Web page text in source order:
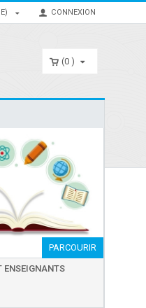
CONNEXION
0
ENSEIGNANTS
PARCOURIR